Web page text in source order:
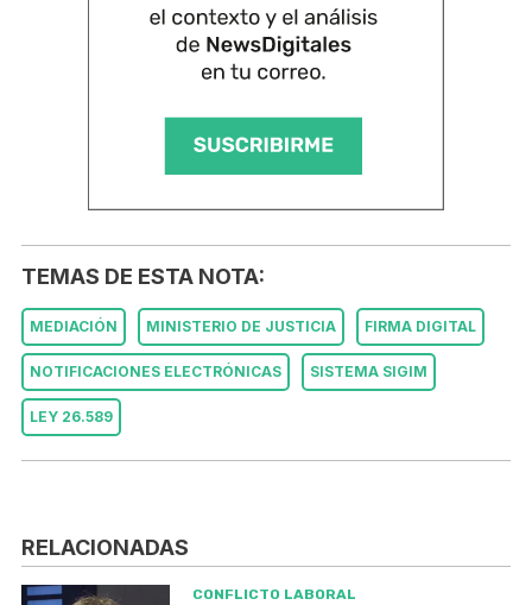
TEMAS DE ESTA NOTA:
MEDIACIÓN MINISTERIO DE JUSTICIA FIRMA DIGITAL
NOTIFICACIONES ELECTRÓNICAS SISTEMA SIGIM
LEY 26.589
RELACIONADAS
CONFLICTO LABORAL